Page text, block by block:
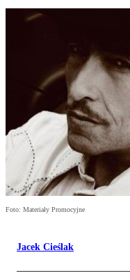
Foto: Materiały Promocyjne
Jacek Cieślak